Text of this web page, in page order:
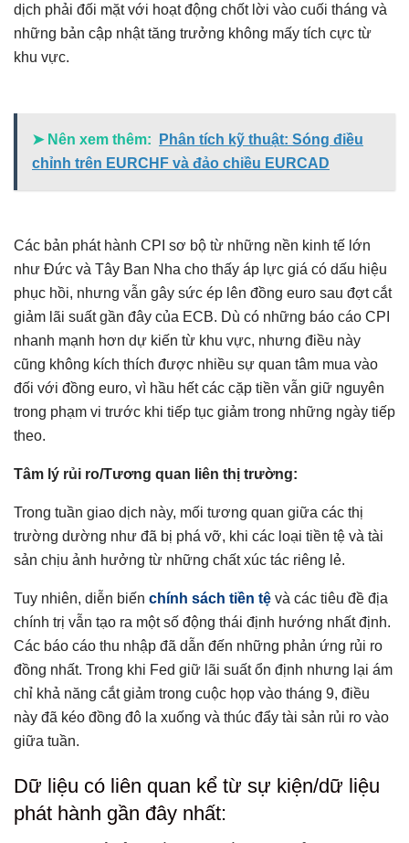
dịch phải đối mặt với hoạt động chốt lời vào cuối tháng và
những bản cập nhật tăng trưởng không mấy tích cực từ
khu vực.
➤ Nên xem thêm:
Phân tích kỹ thuật: Sóng điều
chỉnh trên EURCHF và đảo chiều EURCAD
Các bản phát hành CPI sơ bộ từ những nền kinh tế lớn
như Đức và Tây Ban Nha cho thấy áp lực giá có dấu hiệu
phục hồi, nhưng vẫn gây sức ép lên đồng euro sau đợt cắt
giảm lãi suất gần đây của ECB. Dù có những báo cáo CPI
nhanh mạnh hơn dự kiến từ khu vực, nhưng điều này
cũng không kích thích được nhiều sự quan tâm mua vào
đối với đồng euro, vì hầu hết các cặp tiền vẫn giữ nguyên
trong phạm vi trước khi tiếp tục giảm trong những ngày tiếp
theo.
Tâm lý rủi ro/Tương quan liên thị trường:
Trong tuần giao dịch này, mối tương quan giữa các thị
trường dường như đã bị phá vỡ, khi các loại tiền tệ và tài
sản chịu ảnh hưởng từ những chất xúc tác riêng lẻ.
Tuy nhiên, diễn biến chính sách tiền tệ và các tiêu đề địa
chính trị vẫn tạo ra một số động thái định hướng nhất định.
Các báo cáo thu nhập đã dẫn đến những phản ứng rủi ro
đồng nhất. Trong khi Fed giữ lãi suất ổn định nhưng lại ám
chỉ khả năng cắt giảm trong cuộc họp vào tháng 9, điều
này đã kéo đồng đô la xuống và thúc đẩy tài sản rủi ro vào
giữa tuần.
Dữ liệu có liên quan kể từ sự kiện/dữ liệu
phát hành gần đây nhất: